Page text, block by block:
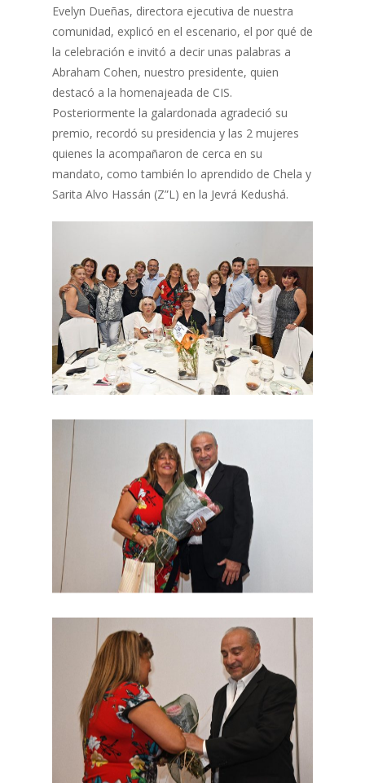
Evelyn Dueñas, directora ejecutiva de nuestra
comunidad, explicó en el escenario, el por qué de
la celebración e invitó a decir unas palabras a
Abraham Cohen, nuestro presidente, quien
destacó a la homenajeada de CIS.
Posteriormente la galardonada agradeció su
premio, recordó su presidencia y las 2 mujeres
quienes la acompañaron de cerca en su
mandato, como también lo aprendido de Chela y
Sarita Alvo Hassán (Z”L) en la Jevrá Kedushá.